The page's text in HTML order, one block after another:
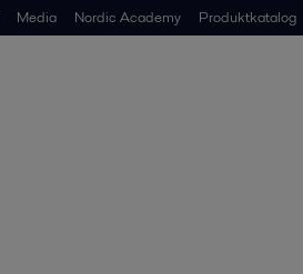
Media Nordic Academy Produktkatalog